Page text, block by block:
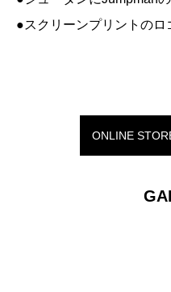
●スクリーンプリントのロ
ONLINE